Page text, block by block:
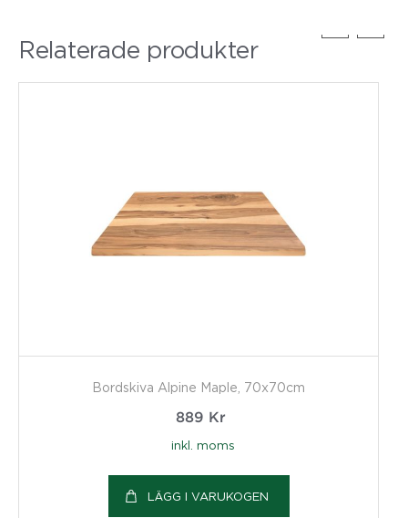
Relaterade produkter
Bordskiva Alpine Maple, 70x70cm
889 Kr
inkl. moms
LÄGG I VARUKOGEN